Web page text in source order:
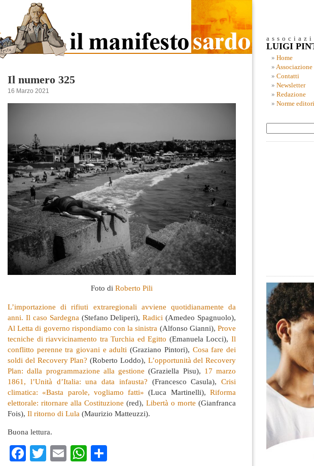
Il numero 325
16 Marzo 2021
Foto di Roberto Pili
L’importazione di rifiuti extraregionali avviene quotidianamente da
anni. Il caso Sardegna (Stefano Deliperi),Radici (Amedeo Spagnuolo),
Al Letta di governo rispondiamo con la sinistra (Alfonso Gianni),Prove
tecniche di riavvicinamento tra Turchia ed Egitto (Emanuela Locci),Il
conflitto perenne tra giovani e adulti (Graziano Pintori), Cosa fare dei
soldi del Recovery Plan? (Roberto Loddo), L’opportunità del Recovery
Plan: dalla programmazione alla gestione (Graziella Pisu), 17 marzo
1861, l’Unità d’Italia: una data infausta? (Francesco Casula), Crisi
climatica: «Basta parole, vogliamo fatti» (Luca Martinelli),Riforma
elettorale: ritornare alla Costituzione (red), Libertà o morte (Gianfranca
Fois), Il ritorno di Lula (Maurizio Matteuzzi).
Buona lettura.
Facebook
TwitterEmailWhatsApp
LUIGI
Home
Associazione
Contatti
Newsletter
Redazione
Norme